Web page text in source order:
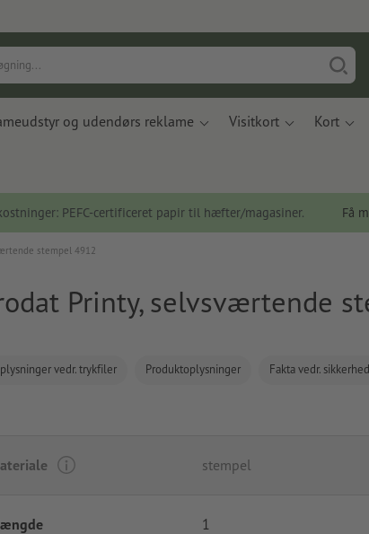
og udendørs reklame Visitkort Kort
PEFC-certificeret papir til hæfter/magasiner. Få
stempel 4912
Printy, selvsværtende
vedr. trykfiler Produktoplysninger Fakta vedr.
stempel
1